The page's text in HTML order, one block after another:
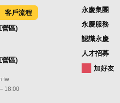
客戶流程
營區)
營區)
18:00
永慶集團
永慶服務
認識永慶
人才招募
加好友